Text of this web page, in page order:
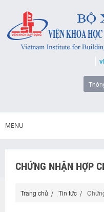
MENU
CHỨNG NHẬN HỢP
Trang chủ Tin tức